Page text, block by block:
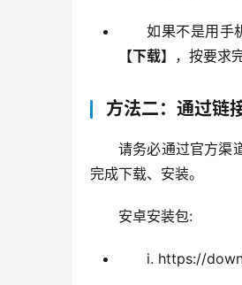
如果不是用手
【下载】 ，按要求
方法二：通过链
请务必通过官方渠
完成下载、安装。
安卓安装包:
i. https://